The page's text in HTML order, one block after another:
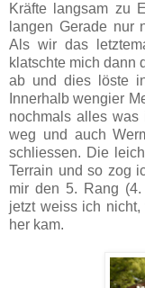
Kräfte langsam zu
langen Gerade nur
Als wir das
klatschte mich dann
ab und dies löste
Innerhalb wengier
nochmals alles
weg und auch
schliessen. Die
Terrain und so zog
mir den 5. Rang
jetzt weiss ich
her kam.